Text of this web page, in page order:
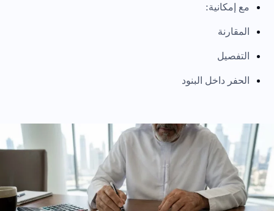
مع إمكانية:
المقارنة
التفصيل
الحفر داخل البنود